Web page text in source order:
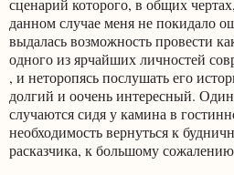
сценарий которого, в общих
данном случае меня не покидало
выдалась возможность провести
одного из ярчайших личностей
, и неторопясь послушать его
долгий и оочень интересный.
случаются сидя у камина в
необходимость вернуться к
расказчика, к большому